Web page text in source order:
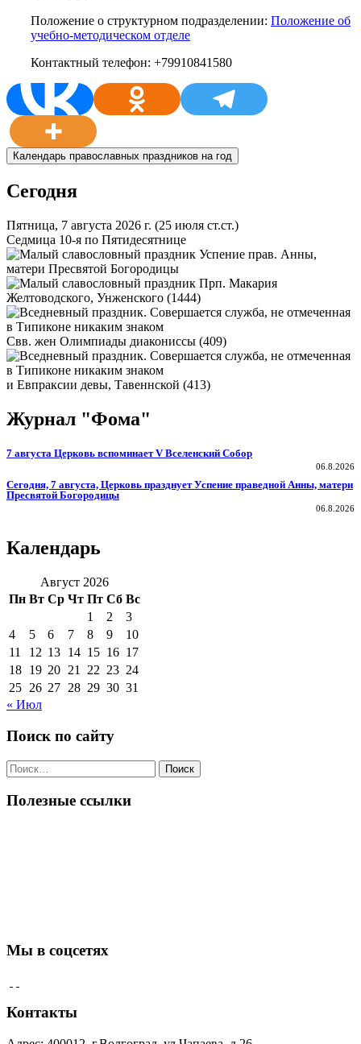
Положение о структурном подразделении: Положение об
учебно-методическом отделе
Контактный телефон: +79910841580
Календарь православных праздников на год
Сегодня
Пятница, 7 августа 2026 г. (25 июля ст.ст.)
Седмица 10-я по Пятидесятнице
Успение прав. Анны,
матери Пресвятой Богородицы
Прп. Макария
Желтоводского, Унженского (1444)
Свв. жен Олимпиады диакониссы (409)
и Евпраксии девы, Тавеннской (413)
Журнал "Фома"
7 августа Церковь вспоминает V Вселенский Собор
06.8.2026
Сегодня, 7 августа, Церковь празднует Успение праведной Анны, матери
Пресвятой Богородицы
06.8.2026
Календарь
Август 2026
Пн Вт Ср Чт Пт Сб Вс
1
2
3
4
5 6 7 8 9
10
11
12 13 14 15 16 17
18 19 20 21 22 23 24
25 26 27 28 29 30 31
« Июл
Поиск по сайту
Поиск
по:
Полезные ссылки
Мы в соцсетях
Контакты